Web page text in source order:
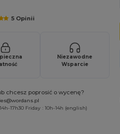
5 Opinii
Niezawodne
Wsparcie
chcesz poprosić o wycenę?
17h30 Friday : 10h-14h (english)